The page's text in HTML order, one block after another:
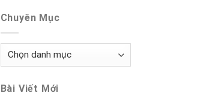
Chuyên Mục
Chuyên
Bài Viết Mới